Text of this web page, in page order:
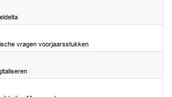
vragen voorjaarsstukken